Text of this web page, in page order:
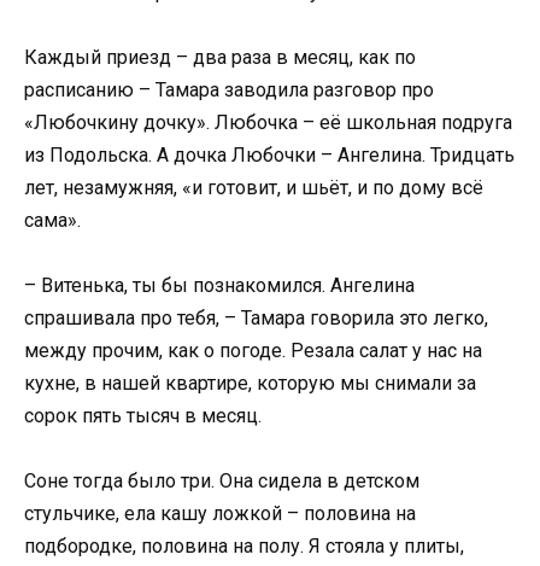
Каждый приезд – два раза в месяц, как по
расписанию – Тамара заводила разговор про
«Любочкину дочку». Любочка – её школьная подруга
из Подольска. А дочка Любочки – Ангелина. Тридцать
лет, незамужняя, «и готовит, и шьёт, и по дому всё
сама».
– Витенька, ты бы познакомился. Ангелина
спрашивала про тебя, – Тамара говорила это легко,
между прочим, как о погоде. Резала салат у нас на
кухне, в нашей квартире, которую мы снимали за
сорок пять тысяч в месяц.
Соне тогда было три. Она сидела в детском
стульчике, ела кашу ложкой – половина на
подбородке, половина на полу. Я стояла у плиты,